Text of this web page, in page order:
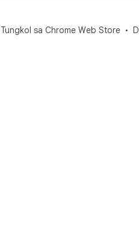
Tungkol sa Chrome Web Store